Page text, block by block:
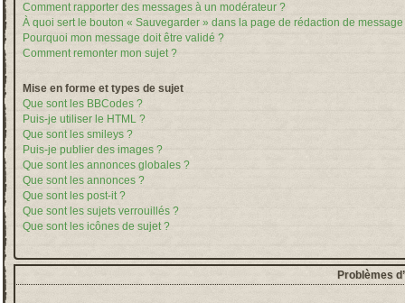
Comment rapporter des messages à un modérateur ?
À quoi sert le bouton « Sauvegarder » dans la page de rédaction de message
Pourquoi mon message doit être validé ?
Comment remonter mon sujet ?
Mise en forme et types de sujet
Que sont les BBCodes ?
Puis-je utiliser le HTML ?
Que sont les smileys ?
Puis-je publier des images ?
Que sont les annonces globales ?
Que sont les annonces ?
Que sont les post-it ?
Que sont les sujets verrouillés ?
Que sont les icônes de sujet ?
Problèmes